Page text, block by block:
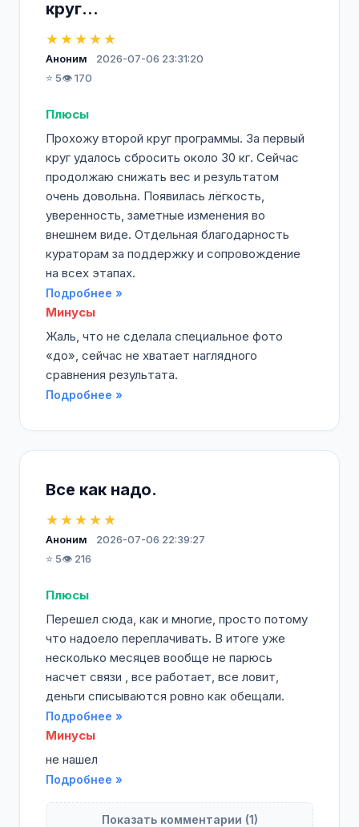
круг...
★★★★★
Аноним
2026-07-06 23:31:20
⭐ 5👁️ 170
Плюсы
Прохожу второй круг программы. За первый
круг удалось сбросить около 30 кг. Сейчас
продолжаю снижать вес и результатом
очень довольна. Появилась лёгкость,
уверенность, заметные изменения во
внешнем виде. Отдельная благодарность
кураторам за поддержку и сопровождение
на всех этапах.
Подробнее »
Минусы
Жаль, что не сделала специальное фото
«до», сейчас не хватает наглядного
сравнения результата.
Подробнее »
Все как надо.
★★★★★
Аноним
2026-07-06 22:39:27
⭐ 5👁️ 216
Плюсы
Перешел сюда, как и многие, просто потому
что надоело переплачивать. В итоге уже
несколько месяцев вообще не парюсь
насчет связи , все работает, все ловит,
деньги списываются ровно как обещали.
Подробнее »
Минусы
не нашел
Подробнее »
Показать комментарии (1)